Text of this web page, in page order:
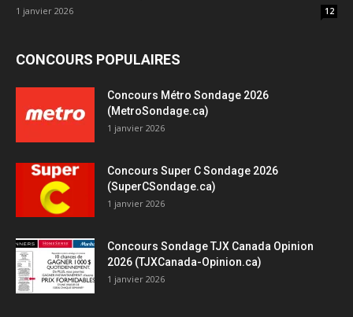
1 janvier 2026 12
CONCOURS POPULAIRES
Concours Métro Sondage 2026
(MetroSondage.ca)
1 janvier 2026
Concours Super C Sondage 2026
(SuperCSondage.ca)
1 janvier 2026
Concours Sondage TJX Canada Opinion
2026 (TJXCanada-Opinion.ca)
1 janvier 2026